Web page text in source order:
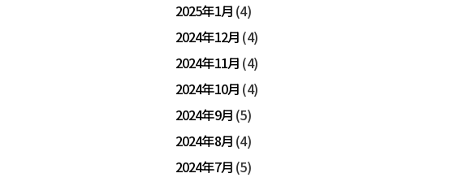
2025年1月 (4)
2024年12月 (4)
2024年11月 (4)
2024年10月 (4)
2024年9月 (5)
2024年8月 (4)
2024年7月 (5)